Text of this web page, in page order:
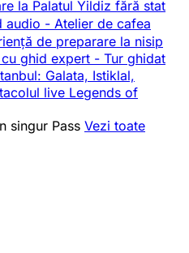
la Palatul Yildiz fără stat
audio - Atelier de cafea
de preparare la nisip
ghid expert - Tur ghidat
Galata, Istiklal,
live Legends of
singur Pass Vezi toate